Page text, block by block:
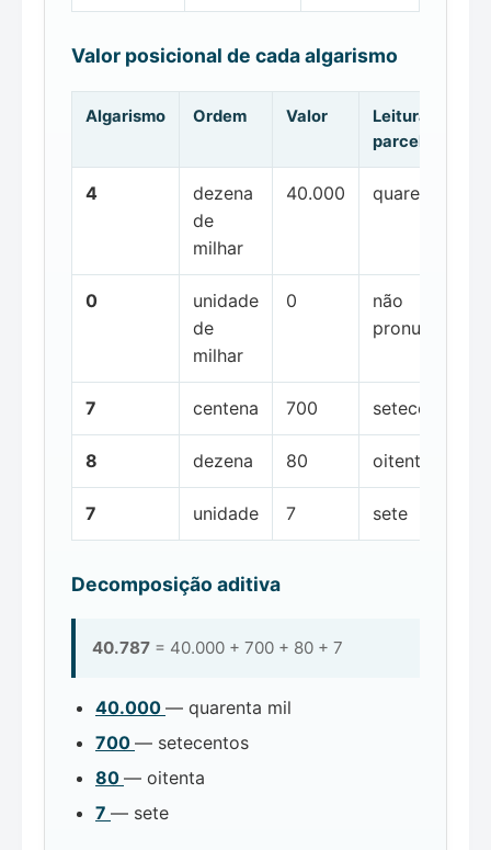
Valor posicional de cada algarismo
Algarismo Ordem Valor
Leitura da
parcela
4
dezena
de
milhar
40.000 quarenta mil
0
unidade
de
milhar
0
não
pronunciada
7 centena 700 setecentos
8 dezena 80 oitenta
7 unidade 7 sete
Decomposição aditiva
40.787 = 40.000 + 700 + 80 + 7
40.000 — quarenta mil
700 — setecentos
80 — oitenta
7 — sete